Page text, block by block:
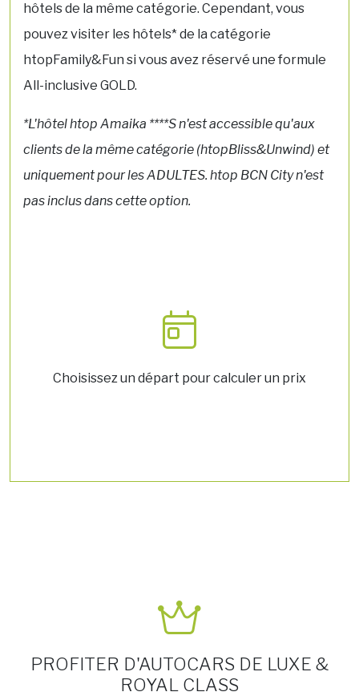
hôtels de la même catégorie. Cependant, vous
pouvez visiter les hôtels* de la catégorie
htopFamily&Fun si vous avez réservé une formule
All-inclusive GOLD.
*L'hôtel htop Amaika ****S n'est accessible qu'aux
clients de la même catégorie (htopBliss&Unwind) et
uniquement pour les ADULTES. htop BCN City n'est
pas inclus dans cette option.
Choisissez un départ pour calculer un prix
PROFITER D'AUTOCARS DE LUXE &
ROYAL CLASS